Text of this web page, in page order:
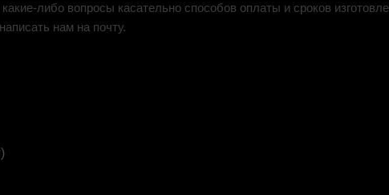
либо вопросы касательно способов оплаты и сроков
нам на почту.